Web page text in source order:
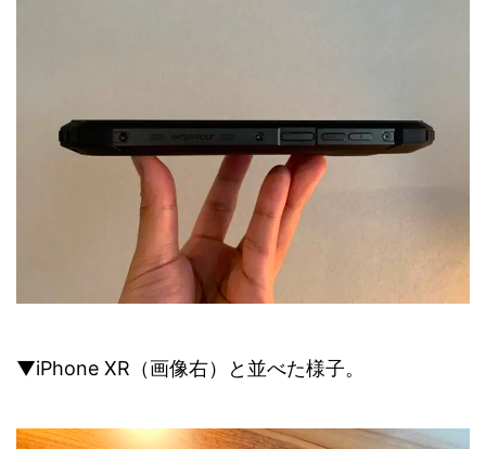
▼iPhone XR（画像右）と並べた様子。